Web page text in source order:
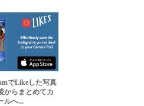
でLikeした写真
からまとめてカ
ルへ...